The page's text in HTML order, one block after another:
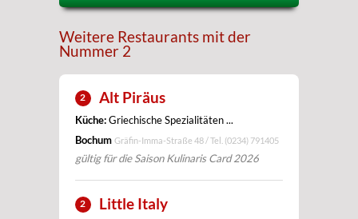
Weitere Restaurants mit der
Nummer 2
2 Alt Piräus
Küche:Griechische Spezialitäten ...
Bochum Gräfin-Imma-Straße 48 / Tel. (0234) 791405
gültig für die Saison Kulinaris Card 2026
2 Little Italy